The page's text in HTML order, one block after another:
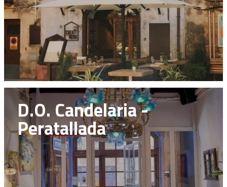
D.O. Candelaria -
Peratallada